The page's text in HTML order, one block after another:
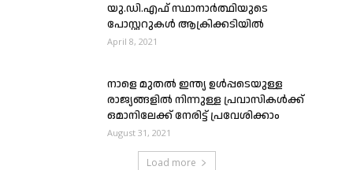
യു.ഡി.എഫ് സ്ഥാനാർത്ഥിയുടെ
പോസ്റ്ററുകള്‍ ആക്രിക്കടിയില്‍
April 8, 2021
നാളെ മുതൽ ഇന്ത്യ ഉള്‍പ്പടെയുള്ള
രാജ്യങ്ങളില്‍ നിന്നുള്ള പ്രവാസികൾക്ക്
ഒമാനിലേക്ക് നേരിട്ട് പ്രവേശിക്കാം
August 31, 2021
Load more